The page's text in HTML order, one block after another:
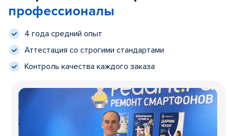
профессионалы
4 года средний опыт
Аттестация со строгими стандартами
Контроль качества каждого заказа